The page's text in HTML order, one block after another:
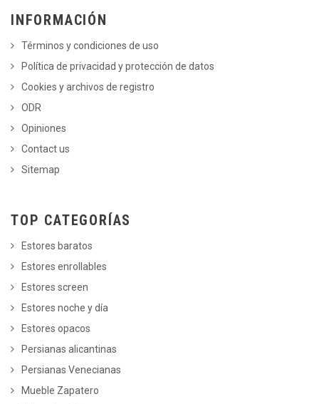
INFORMACIÓN
Términos y condiciones de uso
Política de privacidad y protección de datos
Cookies y archivos de registro
ODR
Opiniones
Contact us
Sitemap
TOP CATEGORÍAS
Estores baratos
Estores enrollables
Estores screen
Estores noche y día
Estores opacos
Persianas alicantinas
Persianas Venecianas
Mueble Zapatero